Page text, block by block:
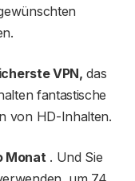
VPN, das
fantastische
von HD-Inhalten.
Monat . Und Sie